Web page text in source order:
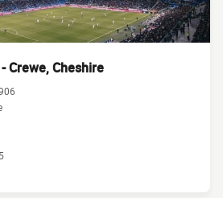
Crewe, Cheshire